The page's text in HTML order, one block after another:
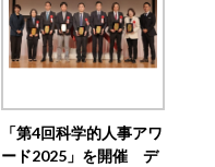
「第4回科学的人事アワ
ード2025」を開催 デ